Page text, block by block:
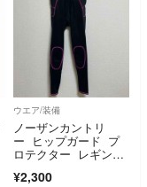
ウエア/装備
ノーザンカントリ
ー ヒップガード プ
ロテクター レギン
¥2,300